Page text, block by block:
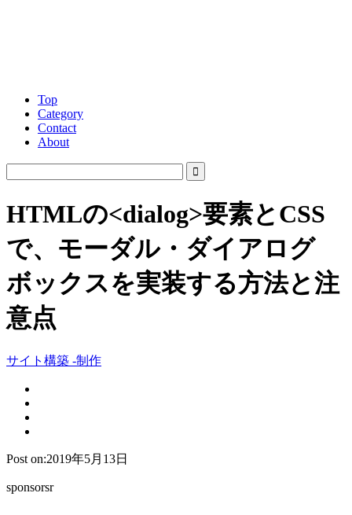
Top
Category
Contact
About
HTMLの<dialog>要素とCSS
で、モーダル・ダイアログ
ボックスを実装する方法と注
意点
サイト構築 -制作
Post on:2019年5月13日
sponsorsr